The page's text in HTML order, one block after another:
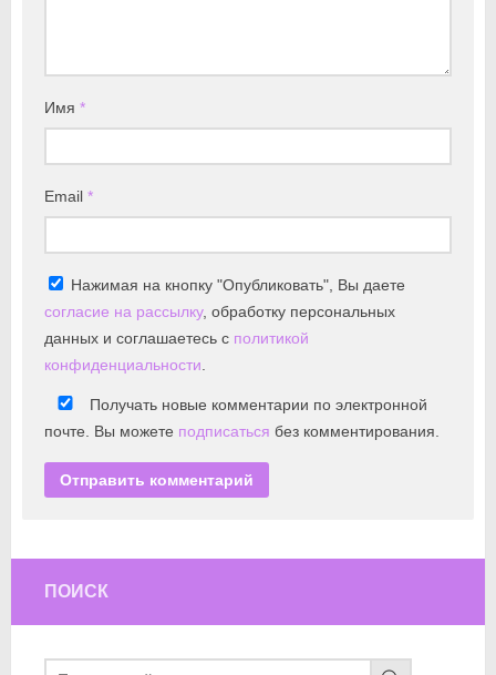
Имя *
Email *
Нажимая на кнопку "Опубликовать", Вы даете
согласие на рассылку, обработку персональных
данных и соглашаетесь с политикой
конфиденциальности
Получать новые комментарии по электронной
почте. Вы можете подписаться без комментирования.
ПОИСК